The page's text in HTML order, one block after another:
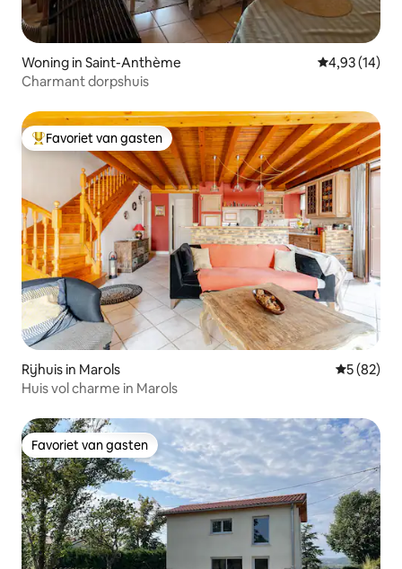
Woning in Saint-Anthème Gemiddelde
4,93 (14)
Charmant dorpshuis
Topfavoriet van gasten
Favoriet van gasten
Rijhuis in Marols
5 (82)
Huis vol charme in Marols
Favoriet van gasten
Favoriet van gasten